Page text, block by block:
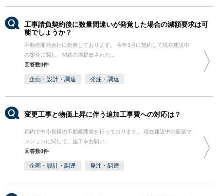
工事請負契約後に数量間違いが発覚した場合の減額要求は可
能でしょうか？
不動産開発会社に勤務しております。 今年3月に契約して現在建設中
の案件に関し、契約の際提出された...
回答数0件
企画・設計・調達 発注・調達
変更工事と物価上昇に伴う追加工事費への対応は？
都内で中小規模の不動産開発を行っております。 現在建設中の新築マ
ンションに関して、施工をお願い...
回答数0件
企画・設計・調達 発注・調達